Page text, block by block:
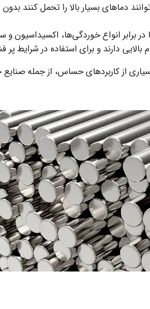
دماهای بسیار بالا را تحمل کنند
در برابر انواع خوردگی‌ها، اکسیداسیون
بالایی دارند و برای استفاده در شرایط پر
از کاربردهای حساس، از جمله صنایع